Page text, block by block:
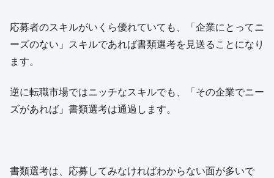
応募者のスキルがいくら優れていても、「企業にとってニ
ーズのない」スキルであれば書類選考を見送ることになり
ます。
逆に転職市場ではニッチなスキルでも、「その企業でニー
ズがあれば」書類選考は通過します。
書類選考は、応募してみなければわからない面が多いで